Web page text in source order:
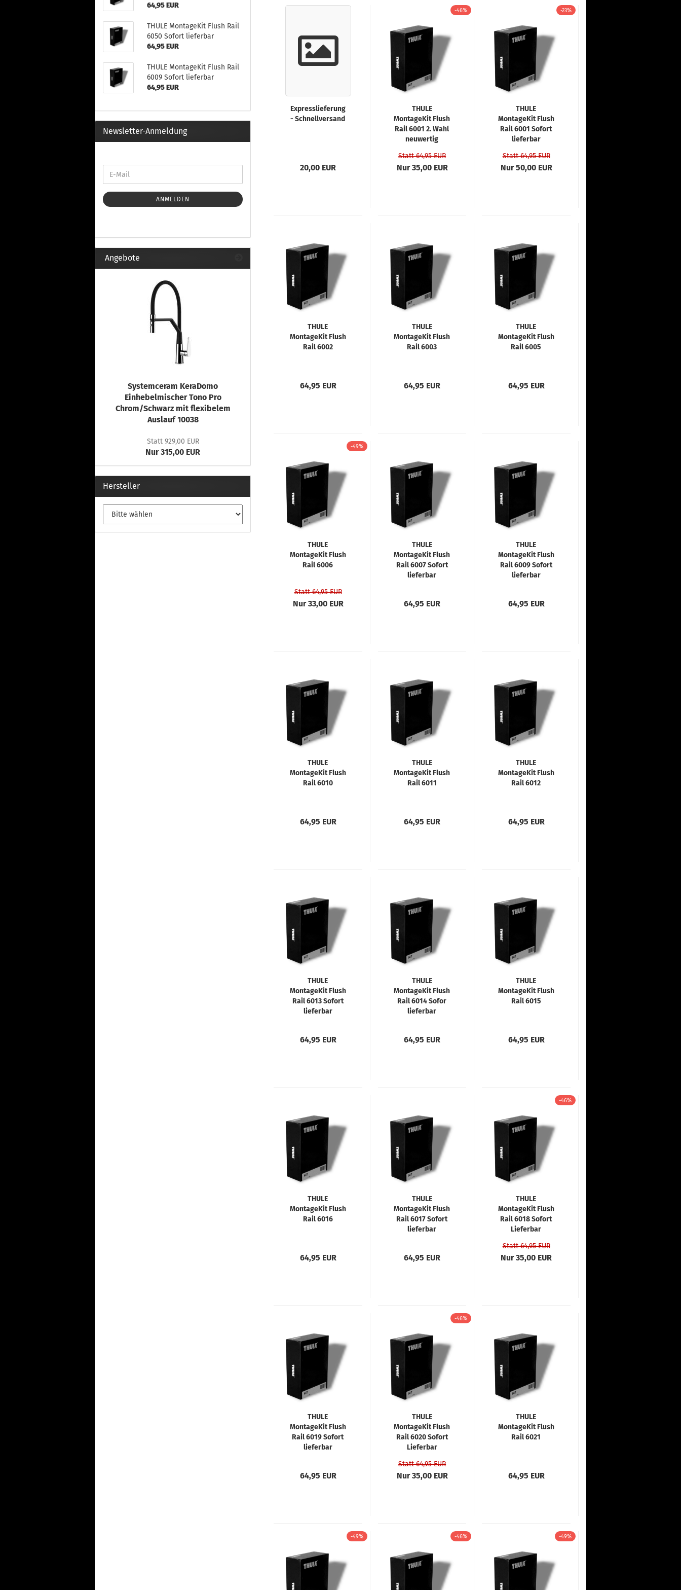
integrierter Reling
Thule Montagekits 60.. für 7106
Thule Montagekits 70.. für 7107
Gepäck und Reisetaschen
Diebstahlschutz
Thule Professional
Expresslieferung
- Schnellversand
20,00 EUR
-46%
THULE
MontageKit Flush
Rail 6001 2. Wahl
neuwertig
Statt 64,95 EUR
Nur 35,00 EUR
-23%
THULE
MontageKit Flush
Rail 6001 Sofort
lieferbar
Statt 64,95 EUR
Nur 50,00 EUR
THULE
MontageKit Flush
Rail 6002
64,95 EUR
THULE
MontageKit Flush
Rail 6003
64,95 EUR
THULE
MontageKit Flush
Rail 6005
64,95 EUR
-49%
THULE
MontageKit Flush
Rail 6006
Statt 64,95 EUR
Nur 33,00 EUR
THULE
MontageKit Flush
Rail 6007 Sofort
lieferbar
64,95 EUR
THULE
MontageKit Flush
Rail 6009 Sofort
lieferbar
64,95 EUR
THULE
MontageKit Flush
Rail 6010
64,95 EUR
THULE
MontageKit Flush
Rail 6011
64,95 EUR
THULE
MontageKit Flush
Rail 6012
64,95 EUR
THULE
MontageKit Flush
Rail 6013 Sofort
lieferbar
64,95 EUR
THULE
MontageKit Flush
Rail 6014 Sofor
lieferbar
64,95 EUR
THULE
MontageKit Flush
Rail 6015
64,95 EUR
THULE
MontageKit Flush
Rail 6016
64,95 EUR
THULE
MontageKit Flush
Rail 6017 Sofort
lieferbar
64,95 EUR
-46%
THULE
MontageKit Flush
Rail 6018 Sofort
Lieferbar
Statt 64,95 EUR
Nur 35,00 EUR
THULE
MontageKit Flush
Rail 6019 Sofort
lieferbar
64,95 EUR
-46%
THULE
MontageKit Flush
Rail 6020 Sofort
Lieferbar
Statt 64,95 EUR
Nur 35,00 EUR
THULE
MontageKit Flush
Rail 6021
64,95 EUR
-49% -46% -49%
64,95 EUR
THULE MontageKit Flush Rail
6050 Sofort lieferbar
64,95 EUR
THULE MontageKit Flush Rail
6009 Sofort lieferbar
64,95 EUR
Newsletter-Anmeldung
ANMELDEN
Angebote
Systemceram KeraDomo
Einhebelmischer Tono Pro
Chrom/Schwarz mit flexibelem
Auslauf 10038
Statt 929,00 EUR
Nur 315,00 EUR
Hersteller